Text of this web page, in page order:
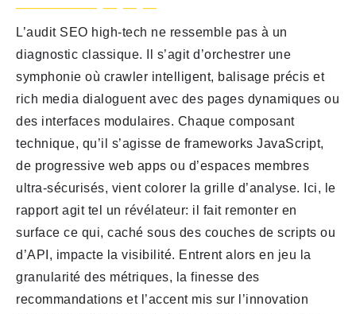
L’audit SEO high-tech ne ressemble pas à un
diagnostic classique. Il s’agit d’orchestrer une
symphonie où crawler intelligent, balisage précis et
rich media dialoguent avec des pages dynamiques ou
des interfaces modulaires. Chaque composant
technique, qu’il s’agisse de frameworks JavaScript,
de progressive web apps ou d’espaces membres
ultra-sécurisés, vient colorer la grille d’analyse. Ici, le
rapport agit tel un révélateur: il fait remonter en
surface ce qui, caché sous des couches de scripts ou
d’API, impacte la visibilité. Entrent alors en jeu la
granularité des métriques, la finesse des
recommandations et l’accent mis sur l’innovation